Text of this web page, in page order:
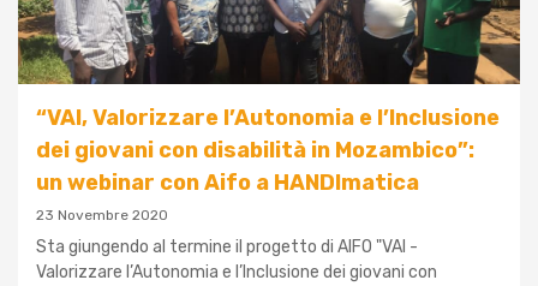
“VAI, Valorizzare l’Autonomia e l’Inclusione
dei giovani con disabilità in Mozambico”:
un webinar con Aifo a HANDImatica
23 Novembre 2020
Sta giungendo al termine il progetto di AIFO "VAI -
Valorizzare l’Autonomia e l’Inclusione dei giovani con